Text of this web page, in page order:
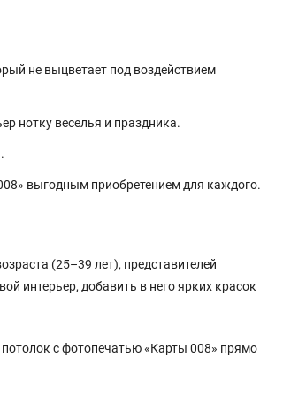
не выцветает под воздействием
нотку веселья и праздника.
выгодным приобретением для каждого.
(25–39 лет), представителей
интерьер, добавить в него ярких красок
с фотопечатью «Карты 008» прямо